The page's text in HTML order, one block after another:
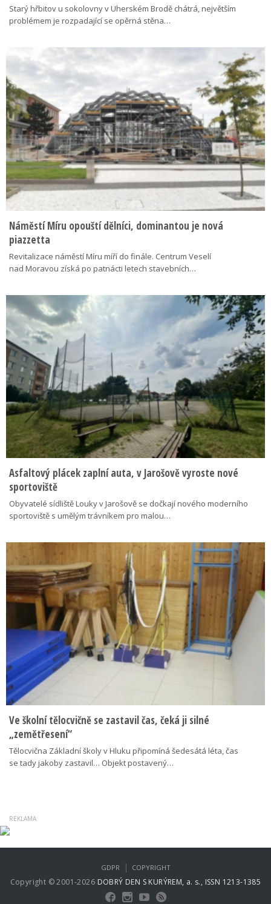
Starý hřbitov u sokolovny v Uherském Brodě chátrá, největším
problémem je rozpadající se opěrná stěna…
Náměstí Míru opouští dělníci, dominantou je nová
piazzetta
Revitalizace náměstí Míru míří do finále. Centrum Veselí
nad Moravou získá po patnácti letech stavebních…
Asfaltový plácek zaplní auta, v Jarošově vyroste nové
sportoviště
Obyvatelé sídliště Louky v Jarošově se dočkají nového moderního
sportoviště s umělým trávníkem pro malou…
Ve školní tělocvičně se zastavil čas, čeká ji silné
„zemětřesení“
Tělocvična Základní školy v Hluku připomíná šedesátá léta, čas
se tady jakoby zastavil… Objekt postavený…
Copyright © 2001-2026 DOBRÝ DEN S KURÝREM, a. s., ISSN 1213-1385
GDPR | COPYRIGHT